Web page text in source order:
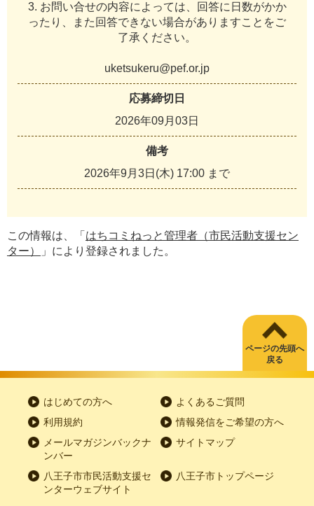
3. お問い合せの内容によっては、回答に日数がかか
ったり、また回答できない場合がありますことをご
了承ください。
uketsukeru@pef.or.jp
応募締切日
2026年09月03日
備考
2026年9月3日(木) 17:00 まで
この情報は、「 はちコミねっと管理者（市民活動支援セン
ター）
」により登録されました。
ページの先頭へ
戻る
はじめての方へ
よくあるご質問
利用規約
情報発信をご希望の方へ
メールマガジンバックナ
ンバー
サイトマップ
八王子市市民活動支援セ
ンターウェブサイト
八王子市トップページ